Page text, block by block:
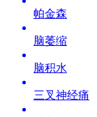
帕金森
脑萎缩
脑积水
三叉神经痛